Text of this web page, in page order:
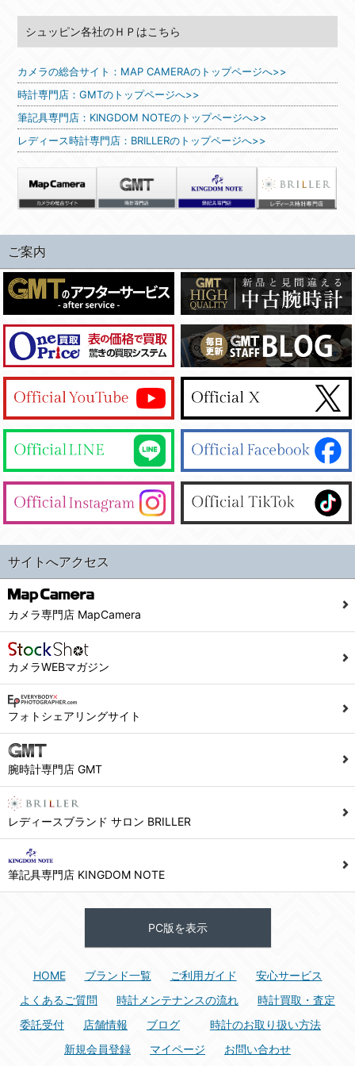
シュッピン各社のＨＰはこちら
カメラの総合サイト：MAP CAMERAのトップページへ>>
時計専門店：GMTのトップページへ>>
筆記具専門店：KINGDOM NOTEのトップページへ>>
レディース時計専門店：BRILLERのトップページへ>>
ご案内
サイトへアクセス
カメラ専門店 MapCamera
カメラWEBマガジン
フォトシェアリングサイト
腕時計専門店 GMT
レディースブランド サロン BRILLER
筆記具専門店 KINGDOM NOTE
PC版を表示
HOME ブランド一覧 ご利用ガイド
安心サービス
よくあるご質問
時計メンテナンスの流れ
時計買取・査定
委託受付
店舗情報 ブログ
時計のお取り扱い方法
新規会員登録
マイページ お問い合わせ